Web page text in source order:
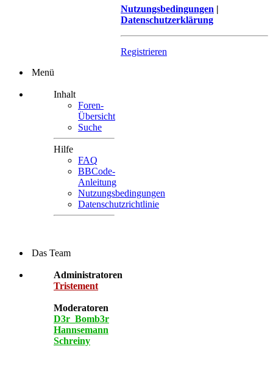
Nutzungsbedingungen |
Datenschutzerklärung
Registrieren
Menü
Inhalt
Foren-
Übersicht
Suche
Hilfe
FAQ
BBCode-
Anleitung
Nutzungsbedingungen
Datenschutzrichtlinie
Das Team
Administratoren
Tristement
Moderatoren
D3r_Bomb3r
Hannsemann
Schreiny